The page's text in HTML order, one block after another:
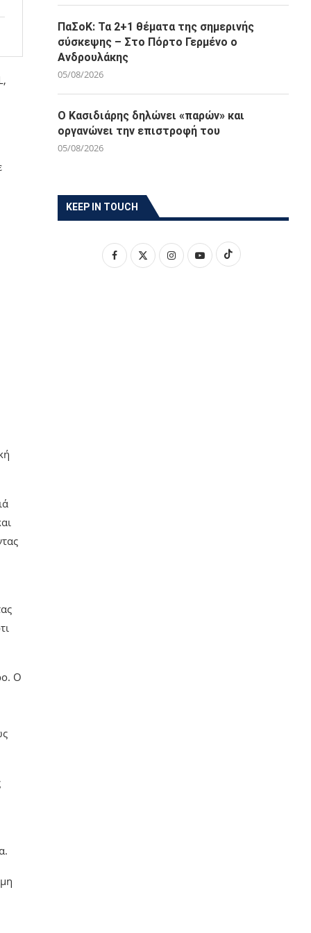
Ο
ΠαΣοΚ: Τα 2+1 θέματα της σημερινής
σύσκεψης – Στο Πόρτο Γερμένο ο
Ανδρουλάκης
05/08/2026
Ο Κασιδιάρης δηλώνει «παρών» και
οργανώνει την επιστροφή του
05/08/2026
KEEP IN TOUCH